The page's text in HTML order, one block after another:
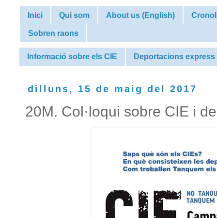
Inici Qui som About us (English)
Sobren raons
Informació sobre els CIE Deportacions express
dilluns, 15 de maig del 2017
20M. Col·loqui sobre CIE i